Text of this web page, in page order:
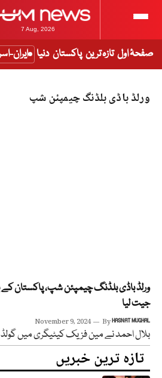
7 Aug, 2026
صفحۂ اول تازہ ترین پاکستان دنیا ایران-
ورلڈ باڈی بلڈنگ چیمپئن شپ
ورلڈ باڈی بلڈنگ چیمپئن شپ، پاکستان کے
جیت لیا
November 9, 2024 ByHASNAT MUGHAL
بلال احمد نے مین فزیک کیٹیگری میں
تازہ ترین خبریں